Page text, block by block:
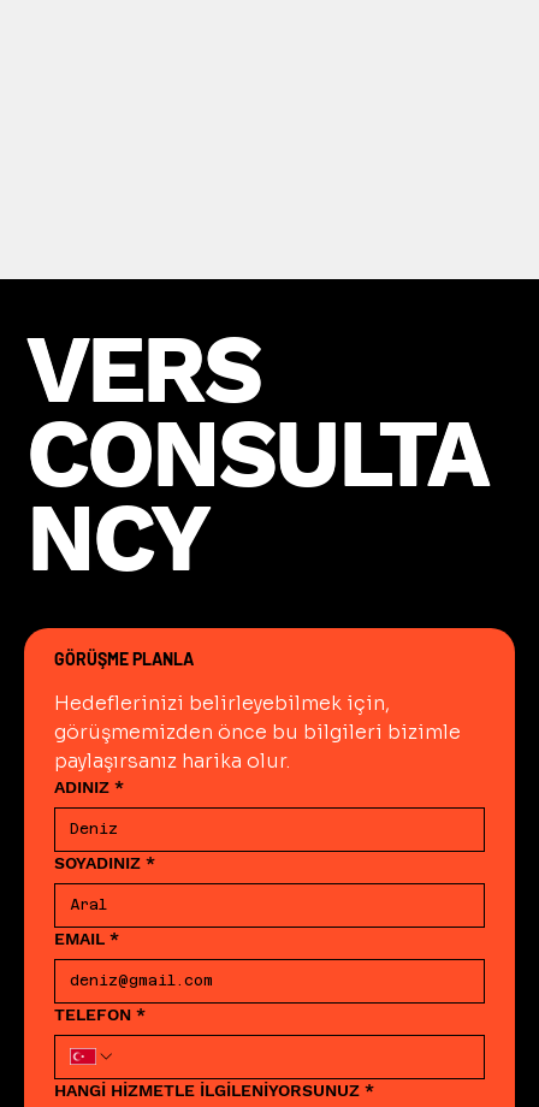
VERS
CONSULTA
NCY
VERS
CONSULTA
NCY
GÖRÜŞME PLANLA
Hedeflerinizi belirleyebilmek için,
görüşmemizden önce bu bilgileri bizimle
paylaşırsanız harika olur.
ADINIZ *
SOYADINIZ *
EMAIL *
TELEFON *
HANGİ HİZMETLE İLGİLENİYORSUNUZ *